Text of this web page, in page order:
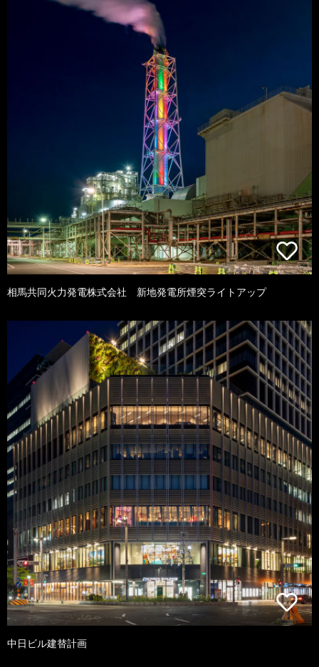
相馬共同火力発電株式会社 新地発電所煙突ライトアップ
中日ビル建替計画